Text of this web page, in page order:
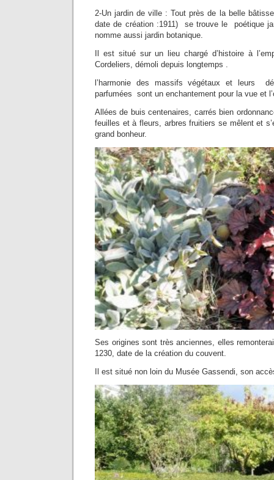
2-Un jardin de ville : Tout près de la belle
date de création :1911) se trouve le poétique
nomme aussi jardin botanique.
Il est situé sur un lieu chargé d’histoire à
Cordeliers, démoli depuis longtemps .
l’harmonie des massifs végétaux et leurs
parfumées sont un enchantement pour la vue et
Allées de buis centenaires, carrés bien
feuilles et à fleurs, arbres fruitiers se mêlent et
grand bonheur.
Ses origines sont très anciennes, elles
1230, date de la création du couvent.
Il est situé non loin du Musée Gassendi, son